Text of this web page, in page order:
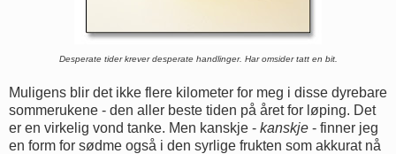
Desperate tider krever desperate handlinger. Har omsider tatt en bit.
Muligens blir det ikke flere kilometer for meg i disse dyrebare
sommerukene - den aller beste tiden på året for løping. Det
er en virkelig vond tanke. Men kanskje - kanskje - finner jeg
en form for sødme også i den syrlige frukten som akkurat nå